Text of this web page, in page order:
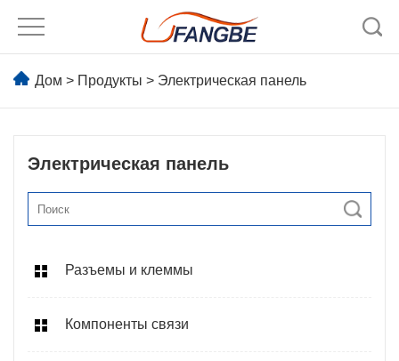
Дом > Продукты > Электрическая панель
Электрическая панель
Разъемы и клеммы
Компоненты связи